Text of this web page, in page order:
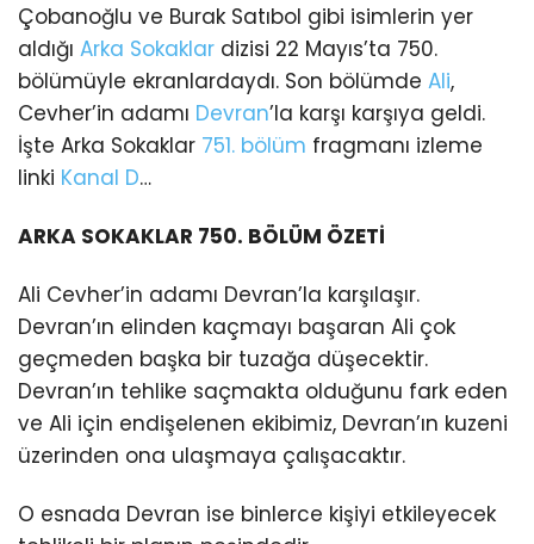
Çobanoğlu ve Burak Satıbol gibi isimlerin yer
aldığı Arka Sokaklar dizisi 22 Mayıs’ta 750.
bölümüyle ekranlardaydı. Son bölümde Ali,
Cevher’in adamı Devran’la karşı karşıya geldi.
İşte Arka Sokaklar 751. bölüm fragmanı izleme
linki Kanal D…
ARKA SOKAKLAR 750. BÖLÜM ÖZETİ
Ali Cevher’in adamı Devran’la karşılaşır.
Devran’ın elinden kaçmayı başaran Ali çok
geçmeden başka bir tuzağa düşecektir.
Devran’ın tehlike saçmakta olduğunu fark eden
ve Ali için endişelenen ekibimiz, Devran’ın kuzeni
üzerinden ona ulaşmaya çalışacaktır.
O esnada Devran ise binlerce kişiyi etkileyecek